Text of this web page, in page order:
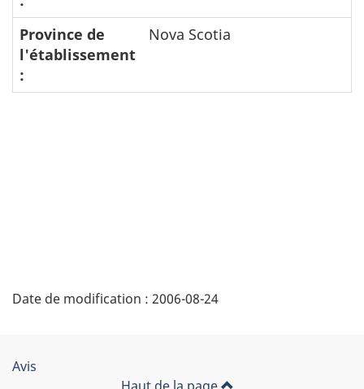
Province de
l'établissement
:
Nova Scotia
D
Date de modification : 2006-08-24
Organisation
Avis
Haut de la page